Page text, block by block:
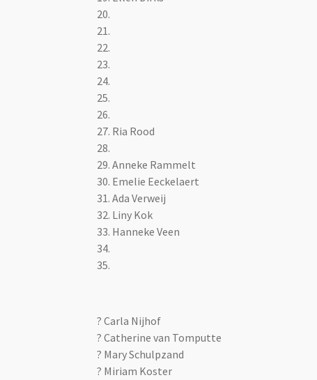
20.
21.
22.
23.
24.
25.
26.
27. Ria Rood
28.
29. Anneke Rammelt
30. Emelie Eeckelaert
31. Ada Verweij
32. Liny Kok
33. Hanneke Veen
34.
35.
? Carla Nijhof
? Catherine van Tomputte
? Mary Schulpzand
? Miriam Koster